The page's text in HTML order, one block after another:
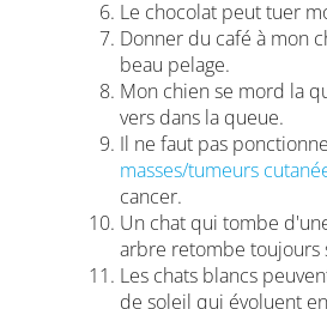
Le chocolat peut tuer
Donner du café à mon
beau pelage.
Mon chien se mord la
vers dans la queue.
Il ne faut pas
masses/tumeurs
cancer.
Un chat qui tombe
arbre retombe toujours
Les chats blancs
de soleil qui évoluent